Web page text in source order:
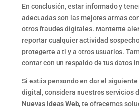
En conclusión, estar informado y
adecuadas son las mejores armas
otros fraudes digitales. Mantente
reportar cualquier actividad
protegerte a ti y a otros usuarios.
contar con un respaldo de tus datos
Si estás pensando en dar el
digital, considera nuestros servicios
Nuevas ideas Web, te ofrecemos